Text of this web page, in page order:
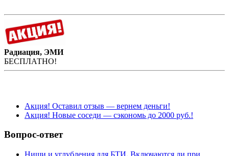
Радиация, ЭМИ
БЕСПЛАТНО!
Акция! Оставил отзыв — вернем деньги!
Акция! Новые соседи — сэкономь до 2000 руб.!
Вопрос-ответ
Ниши и углубления для БТИ. Включаются ли при